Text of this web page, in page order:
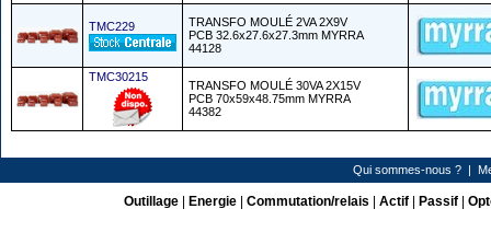
TMC229
TRANSFO MOULÉ 2VA 2X9V
PCB 32.6x27.6x27.3mm MYRRA
44128
TMC30215
TRANSFO MOULÉ 30VA 2X15V
PCB 70x59x48.75mm MYRRA
44382
Qui sommes-nous ? |
Outillage| Energie| Commutation/relais Actif| Passif|